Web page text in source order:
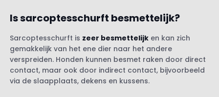
Is sarcoptesschurft besmettelijk?
Sarcoptesschurft is zeer besmettelijk en kan zich
gemakkelijk van het ene dier naar het andere
verspreiden. Honden kunnen besmet raken door direct
contact, maar ook door indirect contact, bijvoorbeeld
via de slaapplaats, dekens en kussens.